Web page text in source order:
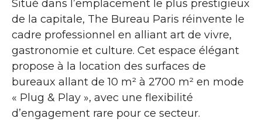
Situé dans l’emplacement le plus prestigieux
de la capitale, The Bureau Paris réinvente le
cadre professionnel en alliant art de vivre,
gastronomie et culture. Cet espace élégant
propose à la location des surfaces de
bureaux allant de 10 m² à 2700 m² en mode
« Plug & Play », avec une flexibilité
d’engagement rare pour ce secteur.